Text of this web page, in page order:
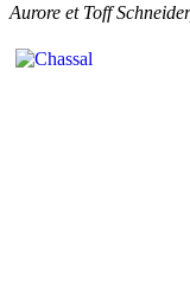
Aurore et Toff